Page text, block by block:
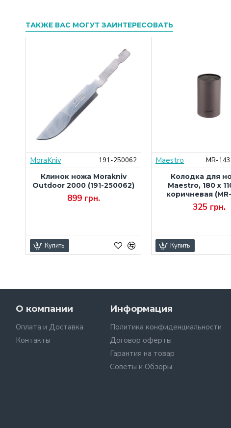
ТАКЖЕ ВАС МОГУТ ЗАИНТЕРЕСОВАТЬ
MoraKniv
191-250062
Клинок ножа Morakniv
Outdoor 2000 (191-250062)
899 грн.
Купить
Maestro
MR-
Колодка для
Maestro, 180 x
коричневая
325 грн.
Купить
О компании
Оплата и Доставка
Контакты
Информация
Политика конфиденциальности
Договор оферты
Гарантия на товар
Советы и Обзоры